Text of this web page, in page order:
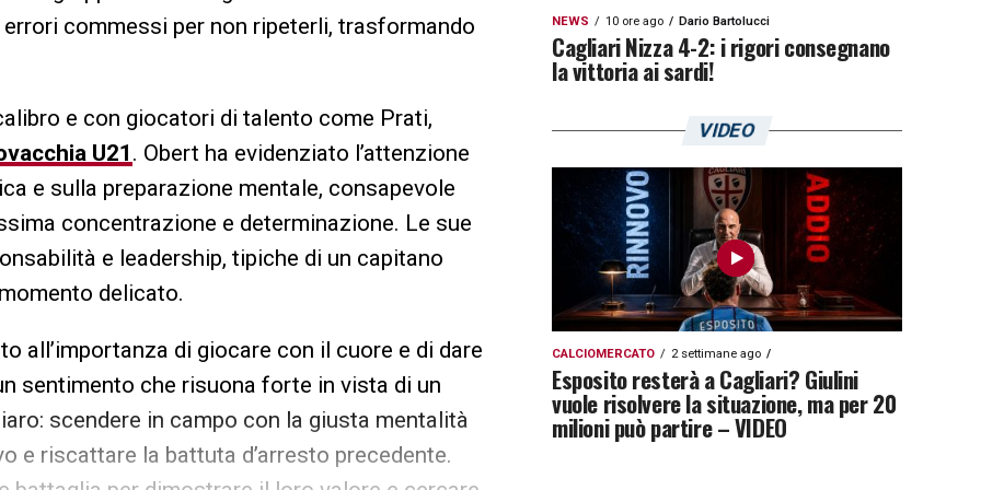
commessi per non ripeterli, trasformando
e con giocatori di talento come Prati,
U21 . Obert ha evidenziato l’attenzione
e sulla preparazione mentale, consapevole
concentrazione e determinazione. Le sue
e leadership, tipiche di un capitano
delicato.
all’importanza di giocare con il cuore e di dare
sentimento che risuona forte in vista di un
scendere in campo con la giusta mentalità
e riscattare la battuta d’arresto precedente.
NEWS 10 ore ago Dario Bartolucci
Cagliari Nizza 4-2: i rigori consegnano
la vittoria ai sardi!
VIDEO
CALCIOMERCATO 2 settimane ago
Esposito resterà a Cagliari? Giulini
vuole risolvere la situazione, ma per 20
milioni può partire – VIDEO